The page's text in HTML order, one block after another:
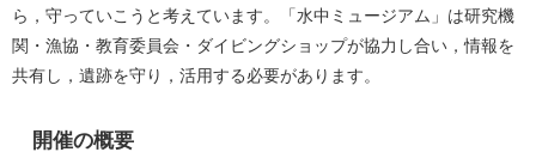
ら，守っていこうと考えています。「水中ミュージアム」は研究機
関・漁協・教育委員会・ダイビングショップが協力し合い，情報を
共有し，遺跡を守り，活用する必要があります。
開催の概要